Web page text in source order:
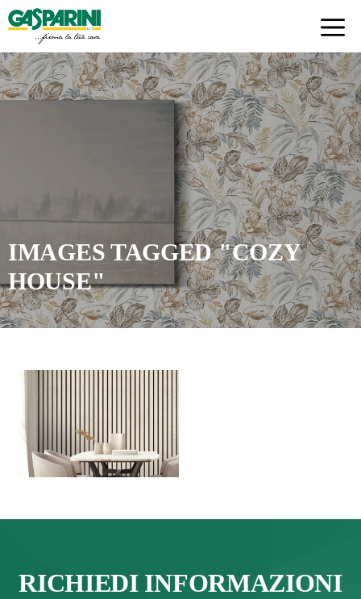
Skip
to
content
IMAGES TAGGED "COZY
HOUSE"
RICHIEDI INFORMAZIONI